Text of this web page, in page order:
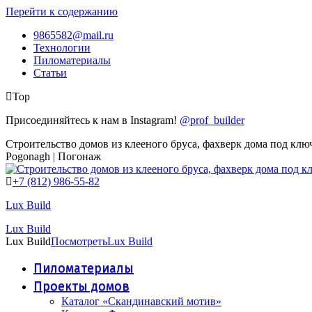
Перейти к содержанию
9865582@mail.ru
Технологии
Пиломатериалы
Статьи
Top
Присоединяйтесь к нам в Instagram! @prof_builder
Строительство домов из клееного бруса, фахверк дома под
Pogonagh | Погонаж
+7 (812) 986-55-82
Lux Build
Lux Build
Lux BuildПосмотретьLux Build
Пиломатериалы
Проекты домов
Каталог «Скандинавский мотив»